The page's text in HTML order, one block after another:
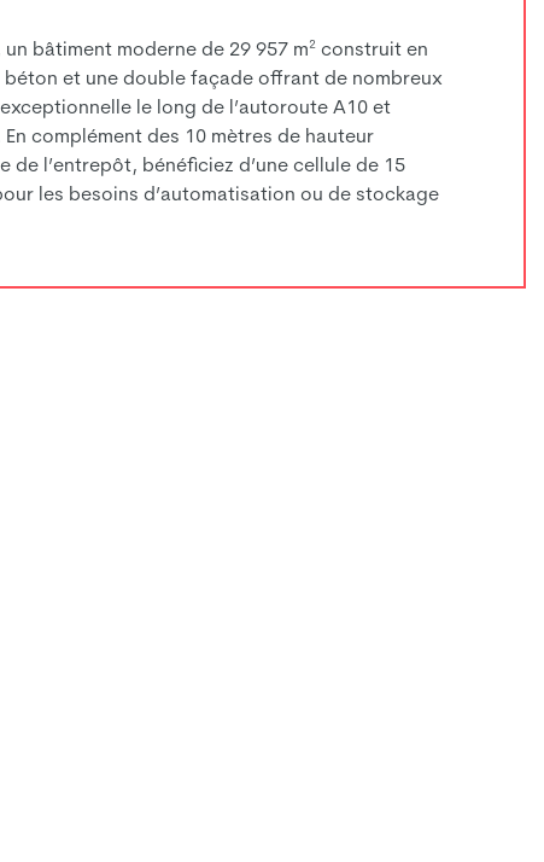
bâtiment moderne de 29 957 m² construit en
béton et une double façade offrant de nombreux
le long de l’autoroute A10 et
complément des 10 mètres de hauteur
de l’entrepôt, bénéficiez d’une cellule de 15
les besoins d’automatisation ou de stockage